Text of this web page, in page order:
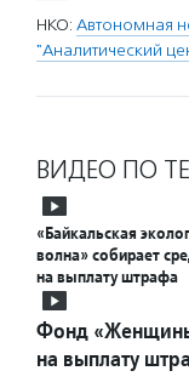
НКО: Автономная
"Аналитический
ВИДЕО ПО
«Байкальская
волна» собирает
на выплату штрафа
Фонд
на выплату